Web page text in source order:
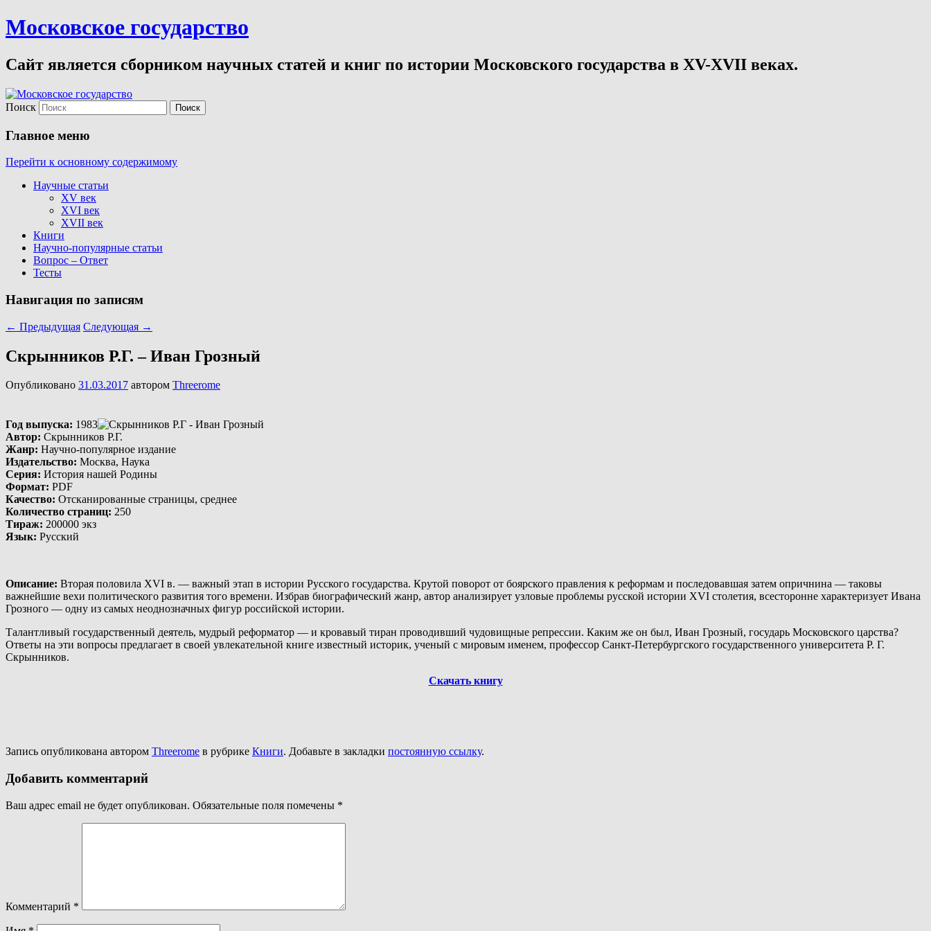
Московское государство
Сайт является сборником научных статей и книг по истории Московского государства в XV-XVII веках.
Поиск
Главное меню
Перейти к основному содержимому
Научные статьи
XV век
XVI век
XVII век
Книги
Научно-популярные статьи
Вопрос – Ответ
Тесты
Навигация по записям
← Предыдущая Следующая →
Скрынников Р.Г. – Иван Грозный
Опубликовано 31.03.2017 автором Threerome
Год выпуска: 1983
Автор: Скрынников Р.Г.
Жанр: Научно-популярное издание
Издательство: Москва, Наука
Серия: История нашей Родины
Формат: PDF
Качество: Отсканированные страницы, среднее
Количество страниц: 250
Тираж: 200000 экз
Язык: Русский
Описание: Вторая половила XVI в. — важный этап в истории Русского государства. Крутой поворот от боярского правления к реформам и последовавшая затем опричнина — таковы
важнейшие вехи политического развития того времени. Избрав биографический жанр, автор анализирует узловые проблемы русской истории XVI столетия, всесторонне характеризует Ивана
Грозного — одну из самых неоднозначных фигур российской истории.
Талантливый государственный деятель, мудрый реформатор — и кровавый тиран проводивший чудовищные репрессии. Каким же он был, Иван Грозный, государь Московского царства?
Ответы на эти вопросы предлагает в своей увлекательной книге известный историк, ученый с мировым именем, профессор Санкт-Петербургского государственного университета Р. Г.
Скрынников.
Скачать книгу
Запись опубликована автором Threerome в рубрике Книги. Добавьте в закладки постоянную ссылку.
Добавить комментарий
Ваш адрес email не будет опубликован. Обязательные поля помечены *
Комментарий *